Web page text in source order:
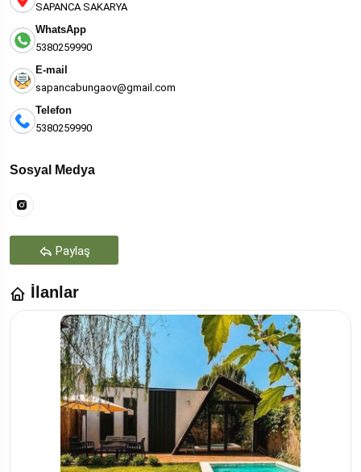
SAPANCA SAKARYA
WhatsApp
5380259990
E-mail
sapancabungaov@gmail.com
Telefon
5380259990
Sosyal Medya
Paylaş
İlanlar